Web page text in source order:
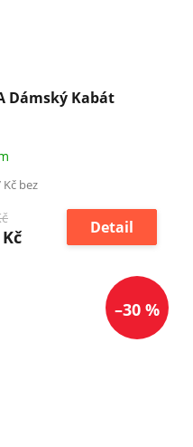
Dámský Kabát
Kč bez
Detail
–30 %